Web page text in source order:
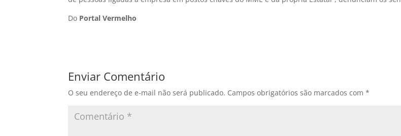
Do Portal Vermelho
Enviar Comentário
O seu endereço de e-mail não será publicado. Campos obrigatórios são marcados com*